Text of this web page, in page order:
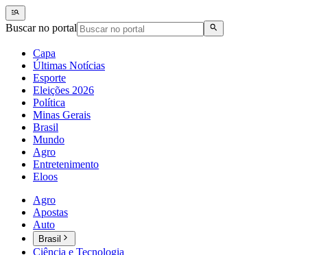
Buscar no portal
Capa
Últimas Notícias
Esporte
Eleições 2026
Política
Minas Gerais
Brasil
Mundo
Agro
Entretenimento
Eloos
Agro
Apostas
Auto
Brasil
Ciência e Tecnologia